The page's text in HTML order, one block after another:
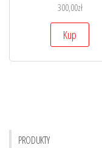
300,00zł
Kup
PRODUKTY